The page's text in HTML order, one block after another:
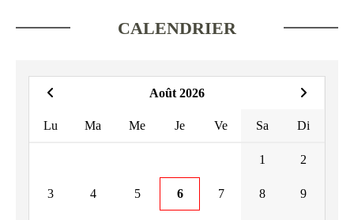
CALENDRIER
Août 2026
Lu Ma Me Je Ve Sa Di
1 2
3 4 5 6 7 8 9